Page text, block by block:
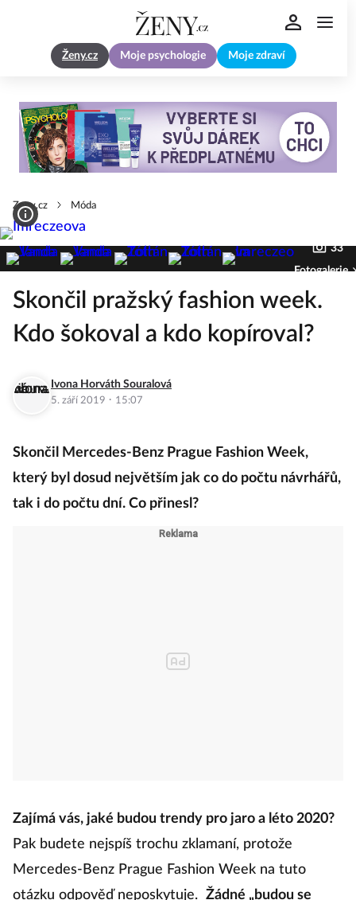
Ženy.cz Moje psychologie Moje zdraví
Zeny.cz Móda
33
Fotogalerie
Skončil pražský fashion week.
Kdo šokoval a kdo kopíroval?
Ivona Horváth Souralová
5. září 2019 · 15:07
Skončil Mercedes-Benz Prague Fashion Week,
který byl dosud největším jak co do počtu návrhářů,
tak i do počtu dní. Co přinesl?
Zajímá vás, jaké budou trendy pro jaro a léto 2020?
Pak budete nejspíš trochu zklamaní, protože
Mercedes-Benz Prague Fashion Week na tuto
otázku odpověď neposkytuje. Žádné „budou se